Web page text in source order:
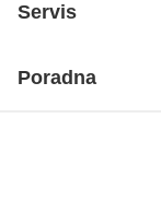
Servis
Poradna